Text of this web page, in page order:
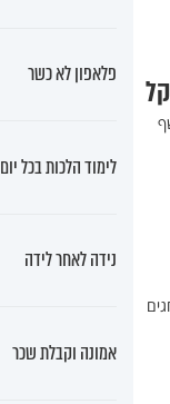
פלאפון לא כשר
לימוד הלכות בכל יום
נידה לאחר לידה
אמונה וקבלת שכר